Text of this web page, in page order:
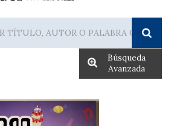
Búsqueda
Avanzada